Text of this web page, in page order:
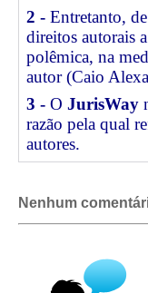
2 - Entretanto,
direitos autorais
polêmica, na
autor (Caio
3 - O JurisWay
razão pela qual
autores.
Nenhum